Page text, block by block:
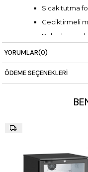
Sıcak tutma
Geciktirmeli
Buharlı
Kurutma
Düşük
Pişir-soğut
İzolasyon kalınlığı:
Güç: 1,5 kW – 50 Hz
Boyutlar:
YORUMLAR(0)
ÖDEME SEÇENEKLERI